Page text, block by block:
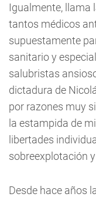
Igualmente, llama
tantos médicos
supuestamente
sanitario y
salubristas
dictadura de
por razones muy
la estampida de
libertades
sobreexplotación
Desde hace años